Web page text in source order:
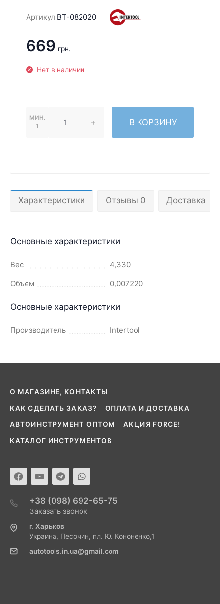
Артикул BT-082020
669 грн.
Нет в наличии
МИН.
1
В КОРЗИНУ
Характеристики Отзывы 0 Доставка
Основные характеристики
Вес
4,330
Объем
0,007220
Основные характеристики
Производитель Intertool
О МАГАЗИНЕ, КОНТАКТЫ
КАК СДЕЛАТЬ ЗАКАЗ? ОПЛАТА И ДОСТАВКА
АВТОИНСТРУМЕНТ ОПТОМ АКЦИЯ FORCE!
КАТАЛОГ ИНСТРУМЕНТОВ
+38 (098) 692-65-75
Заказать звонок
г. Харьков
Украина, Песочин, пл. Ю. Кононенко,1
autotools.in.ua@gmail.com